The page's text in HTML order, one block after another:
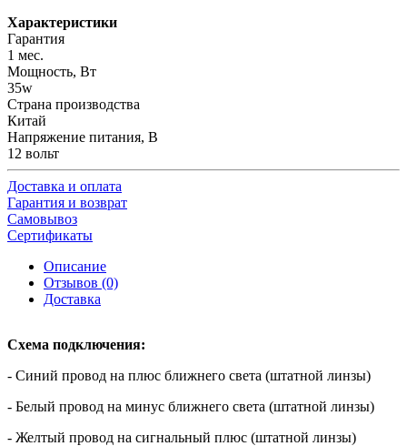
Характеристики
Гарантия
1 мес.
Мощность, Вт
35w
Страна производства
Китай
Напряжение питания, В
12 вольт
Доставка и оплата
Гарантия и возврат
Самовывоз
Сертификаты
Описание
Отзывов (0)
Доставка
Схема подключения:
- Синий провод на плюс ближнего света (штатной линзы)
- Белый провод на минус ближнего света (штатной линзы)
- Желтый провод на сигнальный плюс (штатной линзы)